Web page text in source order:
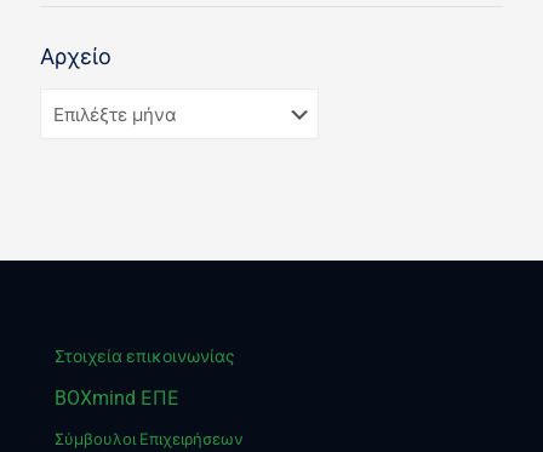
Αρχείο
Στοιχεία επικοινωνίας
BOXmind ΕΠΕ
Σύμβουλοι Επιχειρήσεων